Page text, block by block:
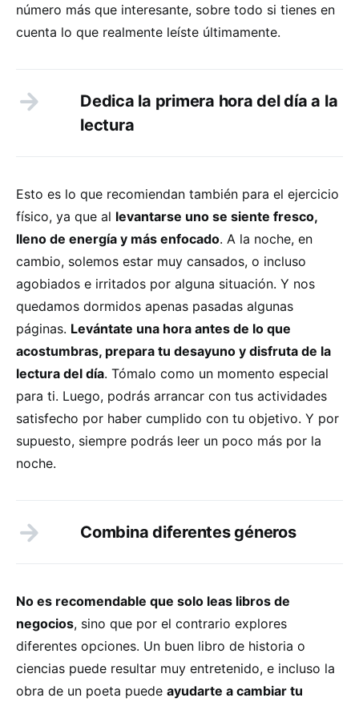
número más que interesante, sobre todo si tienes en
cuenta lo que realmente leíste últimamente.
Dedica la primera hora del día a la
lectura
Esto es lo que recomiendan también para el ejercicio
físico, ya que al levantarse uno se siente fresco,
lleno de energía y más enfocado. A la noche, en
cambio, solemos estar muy cansados, o incluso
agobiados e irritados por alguna situación. Y nos
quedamos dormidos apenas pasadas algunas
páginas. Levántate una hora antes de lo que
acostumbras, prepara tu desayuno y disfruta de la
lectura del día. Tómalo como un momento especial
para ti. Luego, podrás arrancar con tus actividades
satisfecho por haber cumplido con tu objetivo. Y por
supuesto, siempre podrás leer un poco más por la
noche.
Combina diferentes géneros
No es recomendable que solo leas libros de
negocios, sino que por el contrario explores
diferentes opciones. Un buen libro de historia o
ciencias puede resultar muy entretenido, e incluso la
obra de un poeta puede ayudarte a cambiar tu